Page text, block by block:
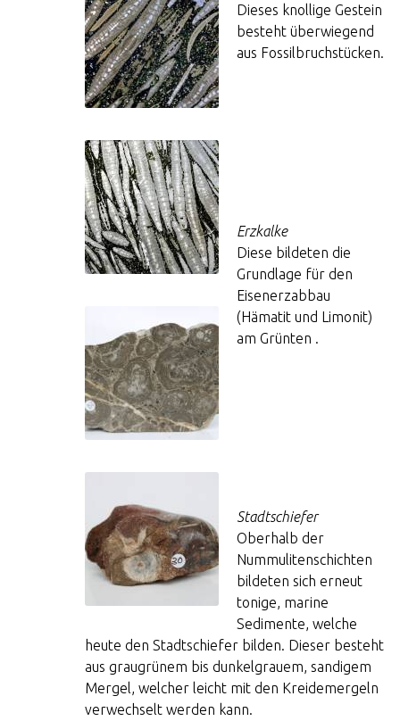
Dieses knollige Gestein
besteht überwiegend
aus Fossilbruchstücken.
Erzkalke
Diese bildeten die
Grundlage für den
Eisenerzabbau
(Hämatit und Limonit)
am Grünten .
Stadtschiefer
Oberhalb der
Nummulitenschichten
bildeten sich erneut
tonige, marine
Sedimente, welche
heute den Stadtschiefer bilden. Dieser besteht
aus graugrünem bis dunkelgrauem, sandigem
Mergel, welcher leicht mit den Kreidemergeln
verwechselt werden kann.